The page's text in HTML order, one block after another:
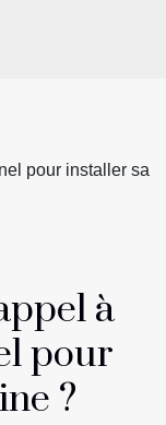
pour installer sa
à
pour
?